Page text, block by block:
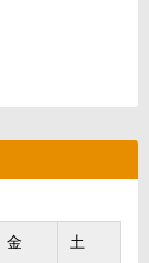
金 土